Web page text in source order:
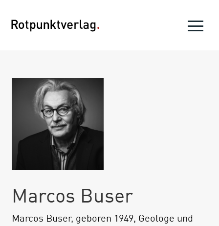
Marcos Buser
Marcos Buser, geboren 1949, Geologe und